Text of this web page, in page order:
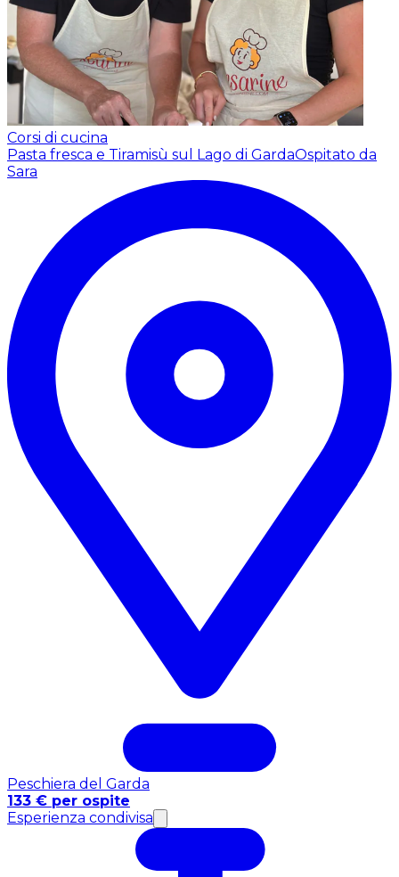
Corsi di cucina
Pasta fresca e Tiramisù sul Lago di GardaOspitato da
Sara
Peschiera del Garda
133 € per ospite
Esperienza condivisa